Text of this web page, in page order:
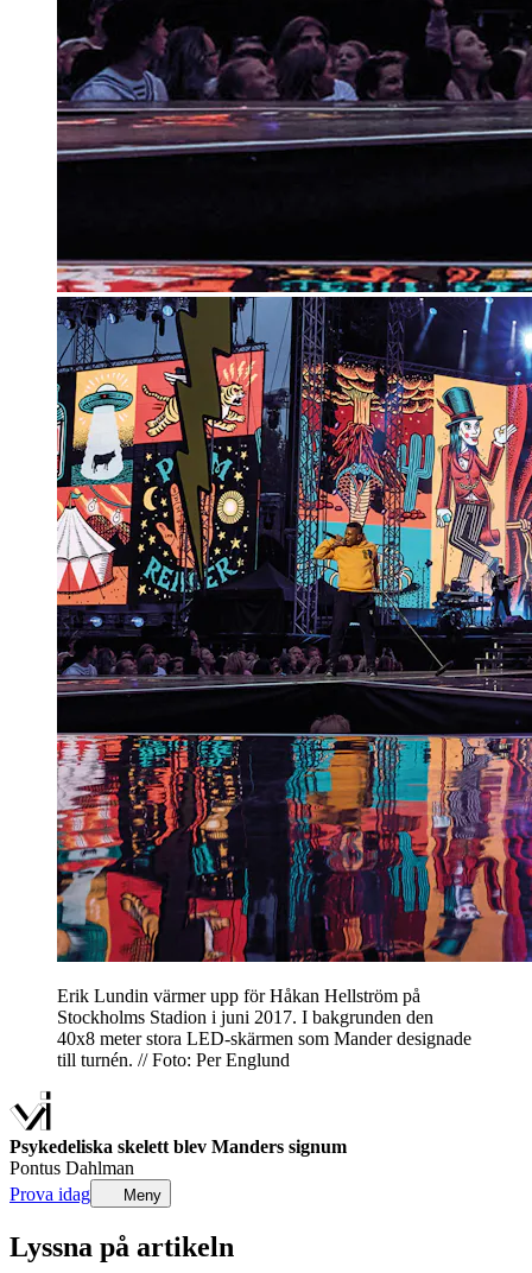
Erik Lundin värmer upp för Håkan Hellström på
Stockholms Stadion i juni 2017. I bakgrunden den
40x8 meter stora LED-­skärmen som Mander designade
till turnén. // Foto: Per Englund
Psykedeliska skelett blev Manders signum
Pontus Dahlman
Prova idag
Meny
Lyssna på artikeln